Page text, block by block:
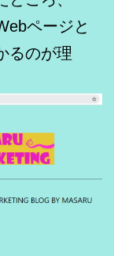
ページと
るのが理